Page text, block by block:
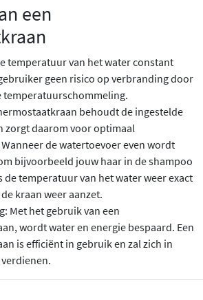
een
temperatuur van het water constant
geen risico op verbranding door
temperatuurschommeling.
behoudt de ingestelde
zorgt daarom voor optimaal
de watertoevoer even wordt
bijvoorbeeld jouw haar in de shampoo
de temperatuur van het water weer exact
kraan weer aanzet.
Met het gebruik van een
wordt water en energie bespaard. Een
is efficiënt in gebruik en zal zich in